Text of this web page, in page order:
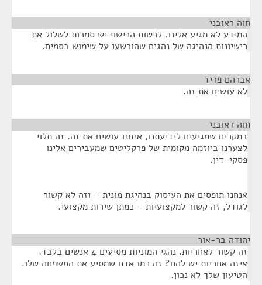
חוה ראובני
המידע לא מגיע אלינו. לרשות הרישוי יש סמכות לשלול את
רישיונות הנהיגה של נהגים שהורשעו על שימוש בסמים.
אברהם פריד
לא עושים את זה.
חוה ראובני
במקרים שמגיעים לידיעתנו, אנחנו עושים את זה. זה תלוי
לצערנו ביוזמה מקומית של פרקליטים שמעבירים אלינו
פסקי-דין.
אנחנו תופסים את העיסוק בנהיגת מונית – וזה לא קשור
לגודל, זה קשור למקצועיות – כמתן שירות מקצועי.
יהודה בר-אור
זה קשור לאחריות. נהגי המוניות מסיעים 4 אנשים בלבד.
איזה אחריות יש להם? זה כמו אדם שמסיע את המשפחה שלו.
הטיעון שלך לא נכון.